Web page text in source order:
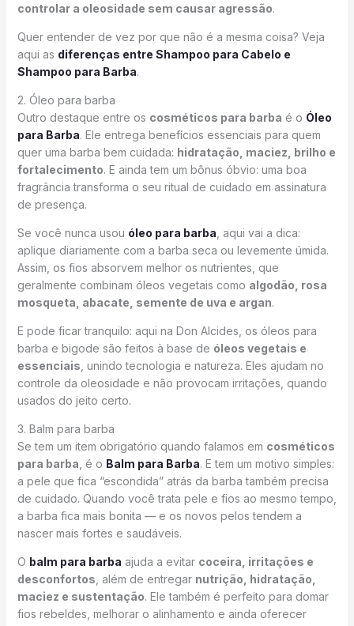
controlar a oleosidade sem causar agressão.
Quer entender de vez por que não é a mesma coisa? Veja
aqui as diferenças entre Shampoo para Cabelo e
Shampoo para Barba.
2. Óleo para barba
Outro destaque entre os cosméticos para barba é o Óleo
para Barba. Ele entrega benefícios essenciais para quem
quer uma barba bem cuidada: hidratação, maciez, brilho e
fortalecimento. E ainda tem um bônus óbvio: uma boa
fragrância transforma o seu ritual de cuidado em assinatura
de presença.
Se você nunca usou óleo para barba , aqui vai a dica:
aplique diariamente com a barba seca ou levemente úmida.
Assim, os fios absorvem melhor os nutrientes, que
geralmente combinam óleos vegetais como algodão, rosa
mosqueta, abacate, semente de uva e argan.
E pode ficar tranquilo: aqui na Don Alcides, os óleos para
barba e bigode são feitos à base de óleos vegetais e
essenciais , unindo tecnologia e natureza. Eles ajudam no
controle da oleosidade e não provocam irritações, quando
usados do jeito certo.
3. Balm para barba
Se tem um item obrigatório quando falamos em cosméticos
para barba , é o Balm para Barba. E tem um motivo simples:
a pele que fica “escondida” atrás da barba também precisa
de cuidado. Quando você trata pele e fios ao mesmo tempo,
a barba fica mais bonita — e os novos pelos tendem a
nascer mais fortes e saudáveis.
O balm para barba ajuda a evitar coceira, irritações e
desconfortos , além de entregar nutrição, hidratação,
maciez e sustentação. Ele também é perfeito para domar
fios rebeldes, melhorar o alinhamento e ainda oferecer